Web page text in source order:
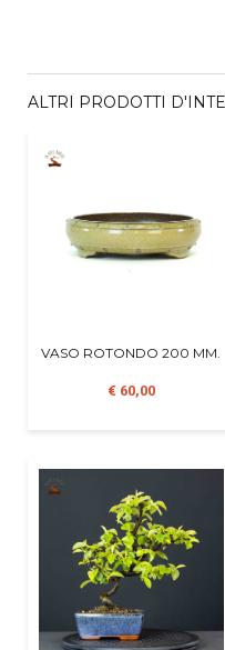
ALTRI PRODOTTI
VASO ROTONDO 200 MM.
€ 60,00